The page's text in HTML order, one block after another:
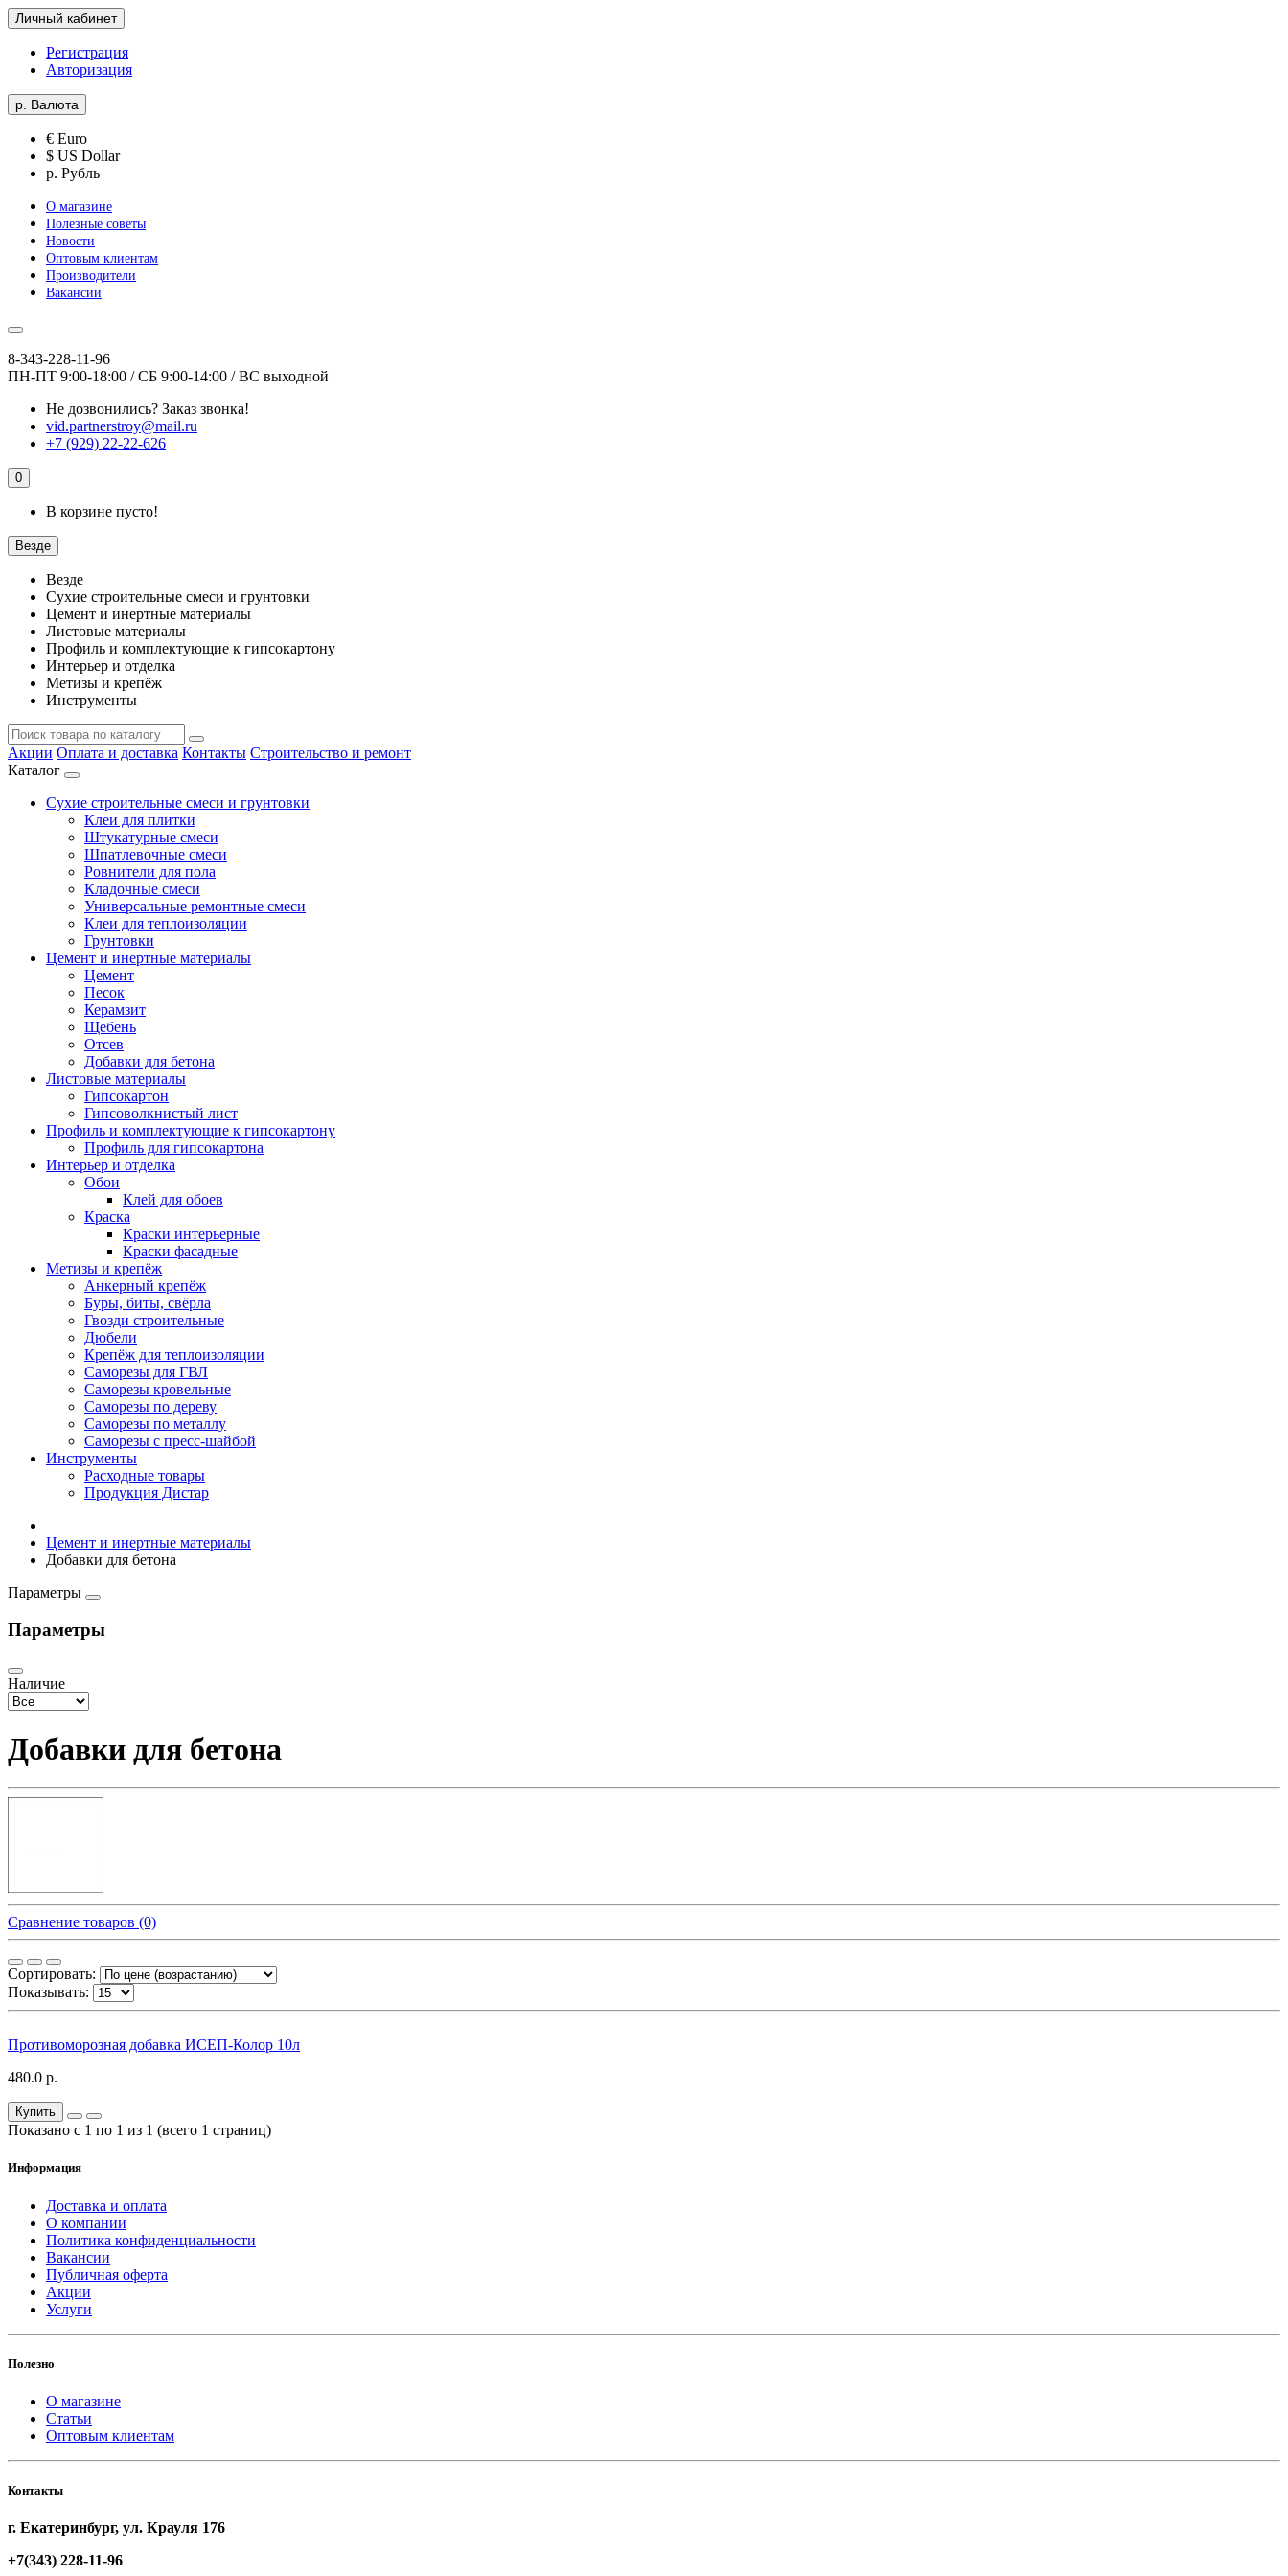
Личный кабинет
Регистрация
Авторизация
р. Валюта
€ Euro
$ US Dollar
р. Рубль
О магазине
Полезные советы
Новости
Оптовым клиентам
Производители
Вакансии
8-343-228-11-96
ПН-ПТ 9:00-18:00 / СБ 9:00-14:00 / ВС выходной
Не дозвонились? Заказ звонка!
vid.partnerstroy@mail.ru
+7 (929) 22-22-626
0
В корзине пусто!
Везде
Везде
Сухие строительные смеси и грунтовки
Цемент и инертные материалы
Листовые материалы
Профиль и комплектующие к гипсокартону
Интерьер и отделка
Метизы и крепёж
Инструменты
Акции Оплата и доставка Контакты Строительство и ремонт
Каталог
Сухие строительные смеси и грунтовки
Клеи для плитки
Штукатурные смеси
Шпатлевочные смеси
Ровнители для пола
Кладочные смеси
Универсальные ремонтные смеси
Клеи для теплоизоляции
Грунтовки
Цемент и инертные материалы
Цемент
Песок
Керамзит
Щебень
Отсев
Добавки для бетона
Листовые материалы
Гипсокартон
Гипсоволкнистый лист
Профиль и комплектующие к гипсокартону
Профиль для гипсокартона
Интерьер и отделка
Обои
Клей для обоев
Краска
Краски интерьерные
Краски фасадные
Метизы и крепёж
Анкерный крепёж
Буры, биты, свёрла
Гвозди строительные
Дюбели
Крепёж для теплоизоляции
Саморезы для ГВЛ
Саморезы кровельные
Саморезы по дереву
Саморезы по металлу
Саморезы с пресс-шайбой
Инструменты
Расходные товары
Продукция Дистар
Цемент и инертные материалы
Добавки для бетона
Параметры
Параметры
Наличие
Добавки для бетона
Сравнение товаров (0)
Сортировать:
Показывать:
Противоморозная добавка ИСЕП-Колор 10л
480.0 р.
Купить
Показано с 1 по 1 из 1 (всего 1 страниц)
Информация
Доставка и оплата
О компании
Политика конфиденциальности
Вакансии
Публичная оферта
Акции
Услуги
Полезно
О магазине
Статьи
Оптовым клиентам
Контакты
г. Екатеринбург, ул. Крауля 176
+7(343) 228-11-96